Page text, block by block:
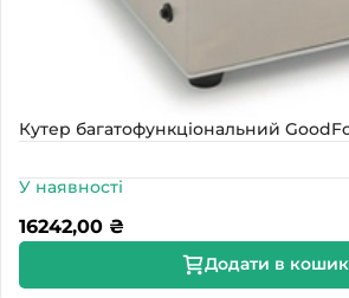
Кутер багатофункціональний
У наявності
16242,00 ₴
Додати в кошик